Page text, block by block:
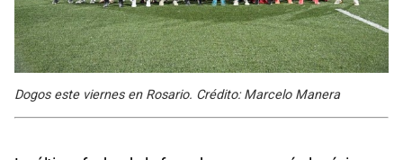
Dogos este viernes en Rosario. Crédito: Marcelo Manera